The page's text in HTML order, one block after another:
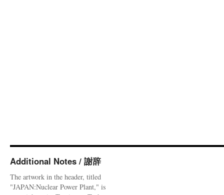
Additional Notes / 謝辞
The artwork in the header, titled
"JAPAN:Nuclear Power Plant," is